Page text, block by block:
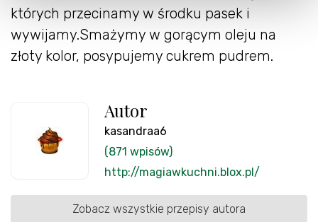
których przecinamy w środku pasek i
wywijamy.Smażymy w gorącym oleju na
złoty kolor, posypujemy cukrem pudrem.
Autor
kasandraa6
(871 wpisów)
http://magiawkuchni.blox.pl/
Zobacz wszystkie przepisy autora